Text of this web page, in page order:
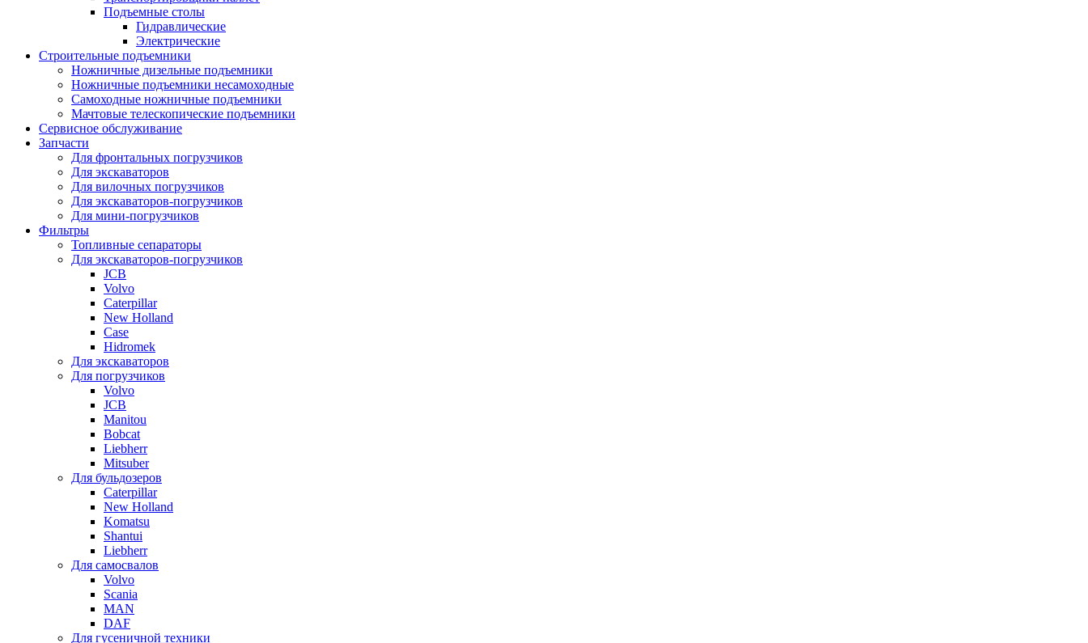
Подъемные столы
Гидравлические
Электрические
Строительные подъемники
Ножничные дизельные подъемники
Ножничные подъемники несамоходные
Самоходные ножничные подъемники
Мачтовые телескопические подъемники
Сервисное обслуживание
Запчасти
Для фронтальных погрузчиков
Для экскаваторов
Для вилочных погрузчиков
Для экскаваторов-погрузчиков
Для мини-погрузчиков
Фильтры
Топливные сепараторы
Для экскаваторов-погрузчиков
JCB
Volvo
Caterpillar
New Holland
Case
Hidromek
Для экскаваторов
Для погрузчиков
Volvo
JCB
Manitou
Bobcat
Liebherr
Mitsuber
Для бульдозеров
Caterpillar
New Holland
Komatsu
Shantui
Liebherr
Для самосвалов
Volvo
Scania
MAN
DAF
Для гусеничной техники